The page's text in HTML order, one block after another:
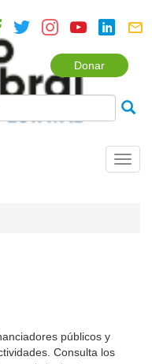
Donar
públicos y
Consulta los